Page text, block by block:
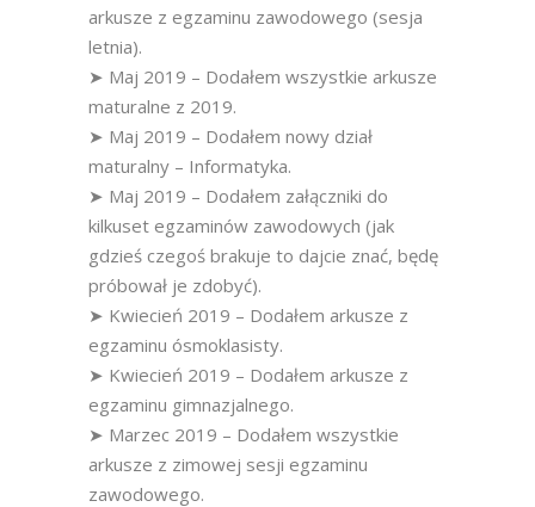
arkusze z egzaminu zawodowego (sesja
letnia).
➤ Maj 2019 – Dodałem wszystkie arkusze
maturalne z 2019.
➤ Maj 2019 – Dodałem nowy dział
maturalny – Informatyka.
➤ Maj 2019 – Dodałem załączniki do
kilkuset egzaminów zawodowych (jak
gdzieś czegoś brakuje to dajcie znać, będę
próbował je zdobyć).
➤ Kwiecień 2019 – Dodałem arkusze z
egzaminu ósmoklasisty.
➤ Kwiecień 2019 – Dodałem arkusze z
egzaminu gimnazjalnego.
➤ Marzec 2019 – Dodałem wszystkie
arkusze z zimowej sesji egzaminu
zawodowego.